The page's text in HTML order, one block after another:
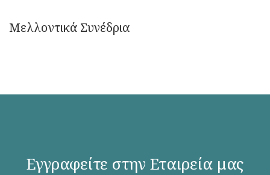
Μελλοντικά Συνέδρια
Εγγραφείτε στην Εταιρεία μας